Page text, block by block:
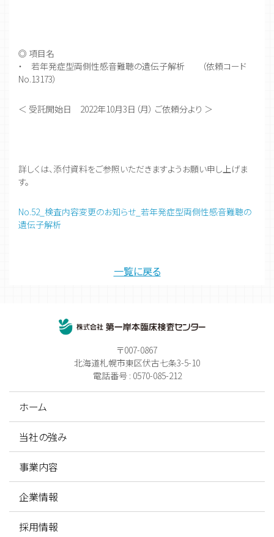
◎ 項目名
・ 若年発症型両側性感音難聴の遺伝子解析 （依頼コード
No.13173）
＜ 受託開始日 2022年10月3日（月） ご依頼分より ＞
詳しくは、添付資料をご参照いただきますようお願い申し上げま
す。
No.52_検査内容変更のお知らせ_若年発症型両側性感音難聴の
遺伝子解析
一覧に戻る
〒007-0867
北海道札幌市東区伏古七条3-5-10
電話番号 : 0570-085-212
ホーム
当社の強み
事業内容
企業情報
採用情報